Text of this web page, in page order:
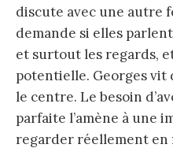
discute avec une autre
demande si elles
et surtout les regards,
potentielle. Georges vit
le centre. Le besoin
parfaite l’amène à une
regarder réellement en